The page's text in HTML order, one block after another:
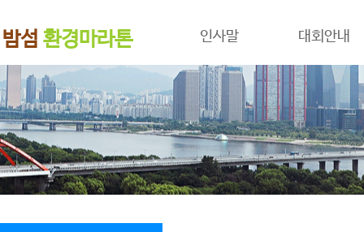
밤섬 환경마라톤 인사말 대회안내